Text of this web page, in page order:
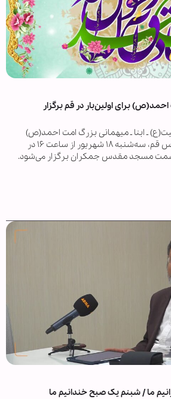
برای اولین‌بار در قم برگزار
ـ ابنا ـ میهمانی بزرگ امت احمد(ص)
برای اولین‌بار در شهر مقدس قم، سه‌شنبه ۱۸ شهریور از ساعت ۱۶ در
سمت مسجد مقدس جمکران برگزار می‌شود.
ما / شبنم یک صبح خندانیم ما